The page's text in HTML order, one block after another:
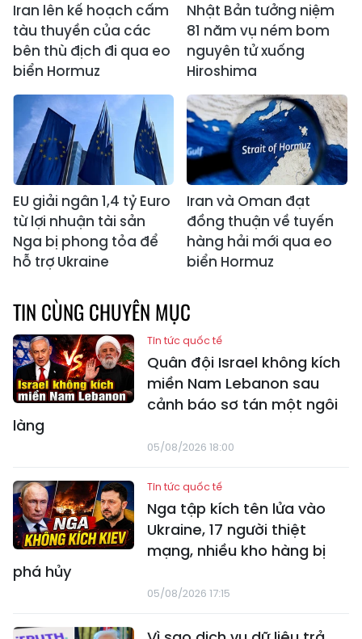
Iran lên kế hoạch cấm
tàu thuyền của các
bên thù địch đi qua eo
biển Hormuz
Nhật Bản tưởng niệm
81 năm vụ ném bom
nguyên tử xuống
Hiroshima
EU giải ngân 1,4 tỷ Euro
từ lợi nhuận tài sản
Nga bị phong tỏa để
hỗ trợ Ukraine
Iran và Oman đạt
đồng thuận về tuyến
hàng hải mới qua eo
biển Hormuz
TIN CÙNG CHUYÊN MỤC
Tin tức quốc tế
Quân đội Israel không kích
miền Nam Lebanon sau
cảnh báo sơ tán một ngôi
làng
05/08/2026 18:00
Tin tức quốc tế
Nga tập kích tên lửa vào
Ukraine, 17 người thiệt
mạng, nhiều kho hàng bị
phá hủy
05/08/2026 17:15